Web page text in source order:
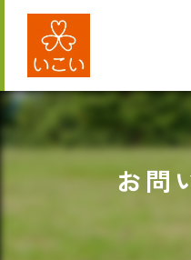
お問